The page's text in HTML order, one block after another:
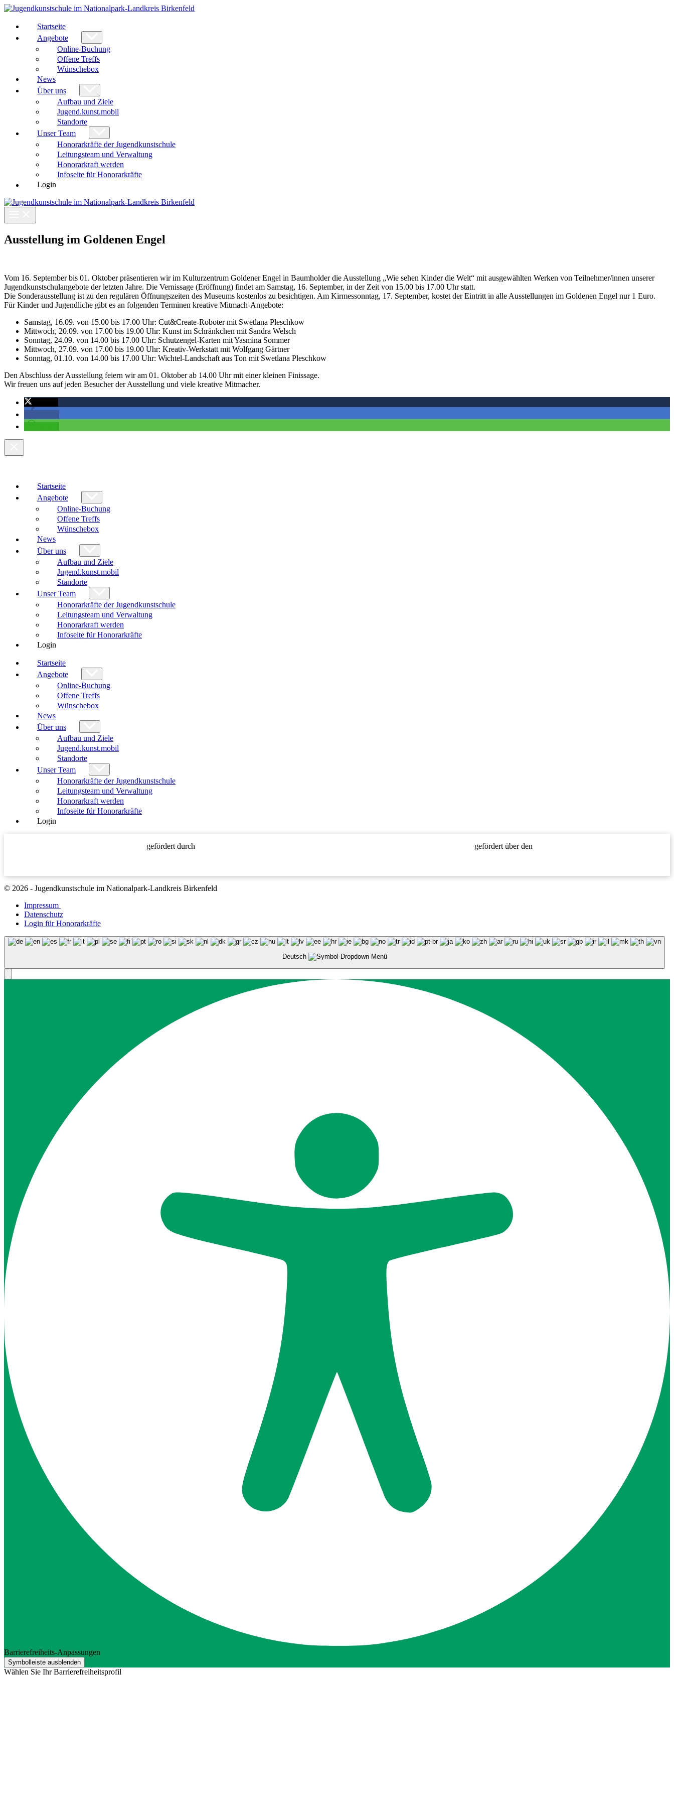
Zum
springen
Startseite
Angebote
Online-Buchung
Offene Treffs
Wünschebox
News
Über uns
Aufbau und Ziele
Jugend.kunst.mobil
Standorte
Unser Team
Honorarkräfte der Jugendkunstschule
Leitungsteam und Verwaltung
Honorarkraft werden
Infoseite für Honorarkräfte
Login
Ausstellung im Goldenen Engel
Vom 16. September bis 01. Oktober präsentieren wir im Kulturzentrum Goldener Engel in Baumholder die Ausstellung „Wie sehen Kinder die Welt“ mit ausgewählten Werken von Teilnehmer/innen unserer
Jugendkunstschulangebote der letzten Jahre. Die Vernissage (Eröffnung) findet am Samstag, 16. September, in der Zeit von 15.00 bis 17.00 Uhr statt.
Die Sonderausstellung ist zu den regulären Öffnungszeiten des Museums kostenlos zu besichtigen. Am Kirmessonntag, 17. September, kostet der Eintritt in alle Ausstellungen im Goldenen Engel nur 1 Euro.
Für Kinder und Jugendliche gibt es an folgenden Terminen kreative Mitmach-Angebote:
Samstag, 16.09. von 15.00 bis 17.00 Uhr: Cut&Create-Roboter mit Swetlana Pleschkow
Mittwoch, 20.09. von 17.00 bis 19.00 Uhr: Kunst im Schränkchen mit Sandra Welsch
Sonntag, 24.09. von 14.00 bis 17.00 Uhr: Schutzengel-Karten mit Yasmina Sommer
Mittwoch, 27.09. von 17.00 bis 19.00 Uhr: Kreativ-Werkstatt mit Wolfgang Gärtner
Sonntag, 01.10. von 14.00 bis 17.00 Uhr: Wichtel-Landschaft aus Ton mit Swetlana Pleschkow
Den Abschluss der Ausstellung feiern wir am 01. Oktober ab 14.00 Uhr mit einer kleinen Finissage.
Wir freuen uns auf jeden Besucher der Ausstellung und viele kreative Mitmacher.
Startseite
Angebote
Online-Buchung
Offene Treffs
Wünschebox
News
Über uns
Aufbau und Ziele
Jugend.kunst.mobil
Standorte
Unser Team
Honorarkräfte der Jugendkunstschule
Leitungsteam und Verwaltung
Honorarkraft werden
Infoseite für Honorarkräfte
Login
Startseite
Angebote
Online-Buchung
Offene Treffs
Wünschebox
News
Über uns
Aufbau und Ziele
Jugend.kunst.mobil
Standorte
Unser Team
Honorarkräfte der Jugendkunstschule
Leitungsteam und Verwaltung
Honorarkraft werden
Infoseite für Honorarkräfte
Login
gefördert durch gefördert über den
© 2026 - Jugendkunstschule im Nationalpark-Landkreis Birkenfeld
Impressum
Datenschutz
Login für Honorarkräfte
Deutsch
Barrierefreiheits-Anpassungen
Symbolleiste ausblenden
Wählen Sie Ihr Barrierefreiheitsprofil